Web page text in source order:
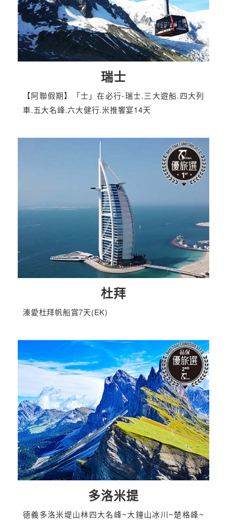
瑞士
【阿聯假期】「士」在必行-瑞士.三大遊船.四大列
車.五大名峰.六大健行.米推饗宴14天
杜拜
溱愛杜拜帆船賞7天(EK)
多洛米提
德義多洛米堤山林四大名峰~大鐘山冰川~楚格峰~